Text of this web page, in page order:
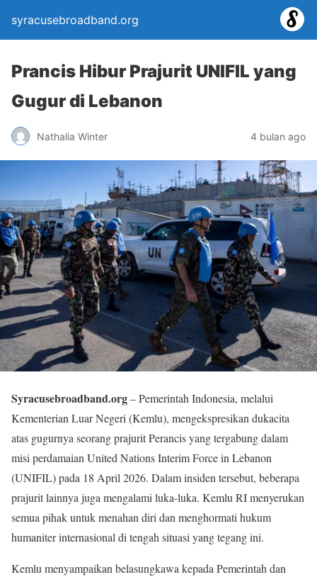
syracusebroadband.org
Prancis Hibur Prajurit UNIFIL yang
Gugur di Lebanon
Nathalia Winter 4 bulan ago
Syracusebroadband.org– Pemerintah Indonesia, melalui
Kementerian Luar Negeri (Kemlu), mengekspresikan dukacita
atas gugurnya seorang prajurit Perancis yang tergabung dalam
misi perdamaian United Nations Interim Force in Lebanon
(UNIFIL) pada 18 April 2026. Dalam insiden tersebut, beberapa
prajurit lainnya juga mengalami luka-luka. Kemlu RI menyerukan
semua pihak untuk menahan diri dan menghormati hukum
humaniter internasional di tengah situasi yang tegang ini.
Kemlu menyampaikan belasungkawa kepada Pemerintah dan